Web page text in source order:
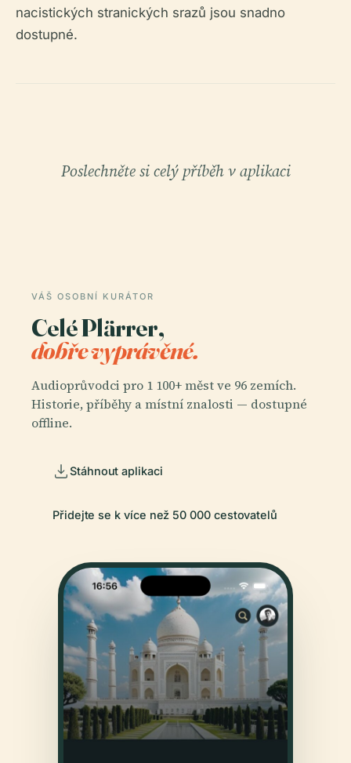
nacistických stranických srazů jsou snadno
dostupné.
Poslechněte si celý příběh v aplikaci
VÁŠ OSOBNÍ KURÁTOR
Celé Plärrer,
dobře vyprávěné.
Audioprůvodci pro 1 100+ měst ve 96 zemích.
Historie, příběhy a místní znalosti — dostupné
offline.
Stáhnout aplikaci
Přidejte se k více než 50 000 cestovatelů